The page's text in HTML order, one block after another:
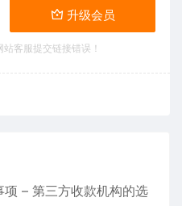
升级会员
客服提交链接错误！
– 第三方收款机构的选